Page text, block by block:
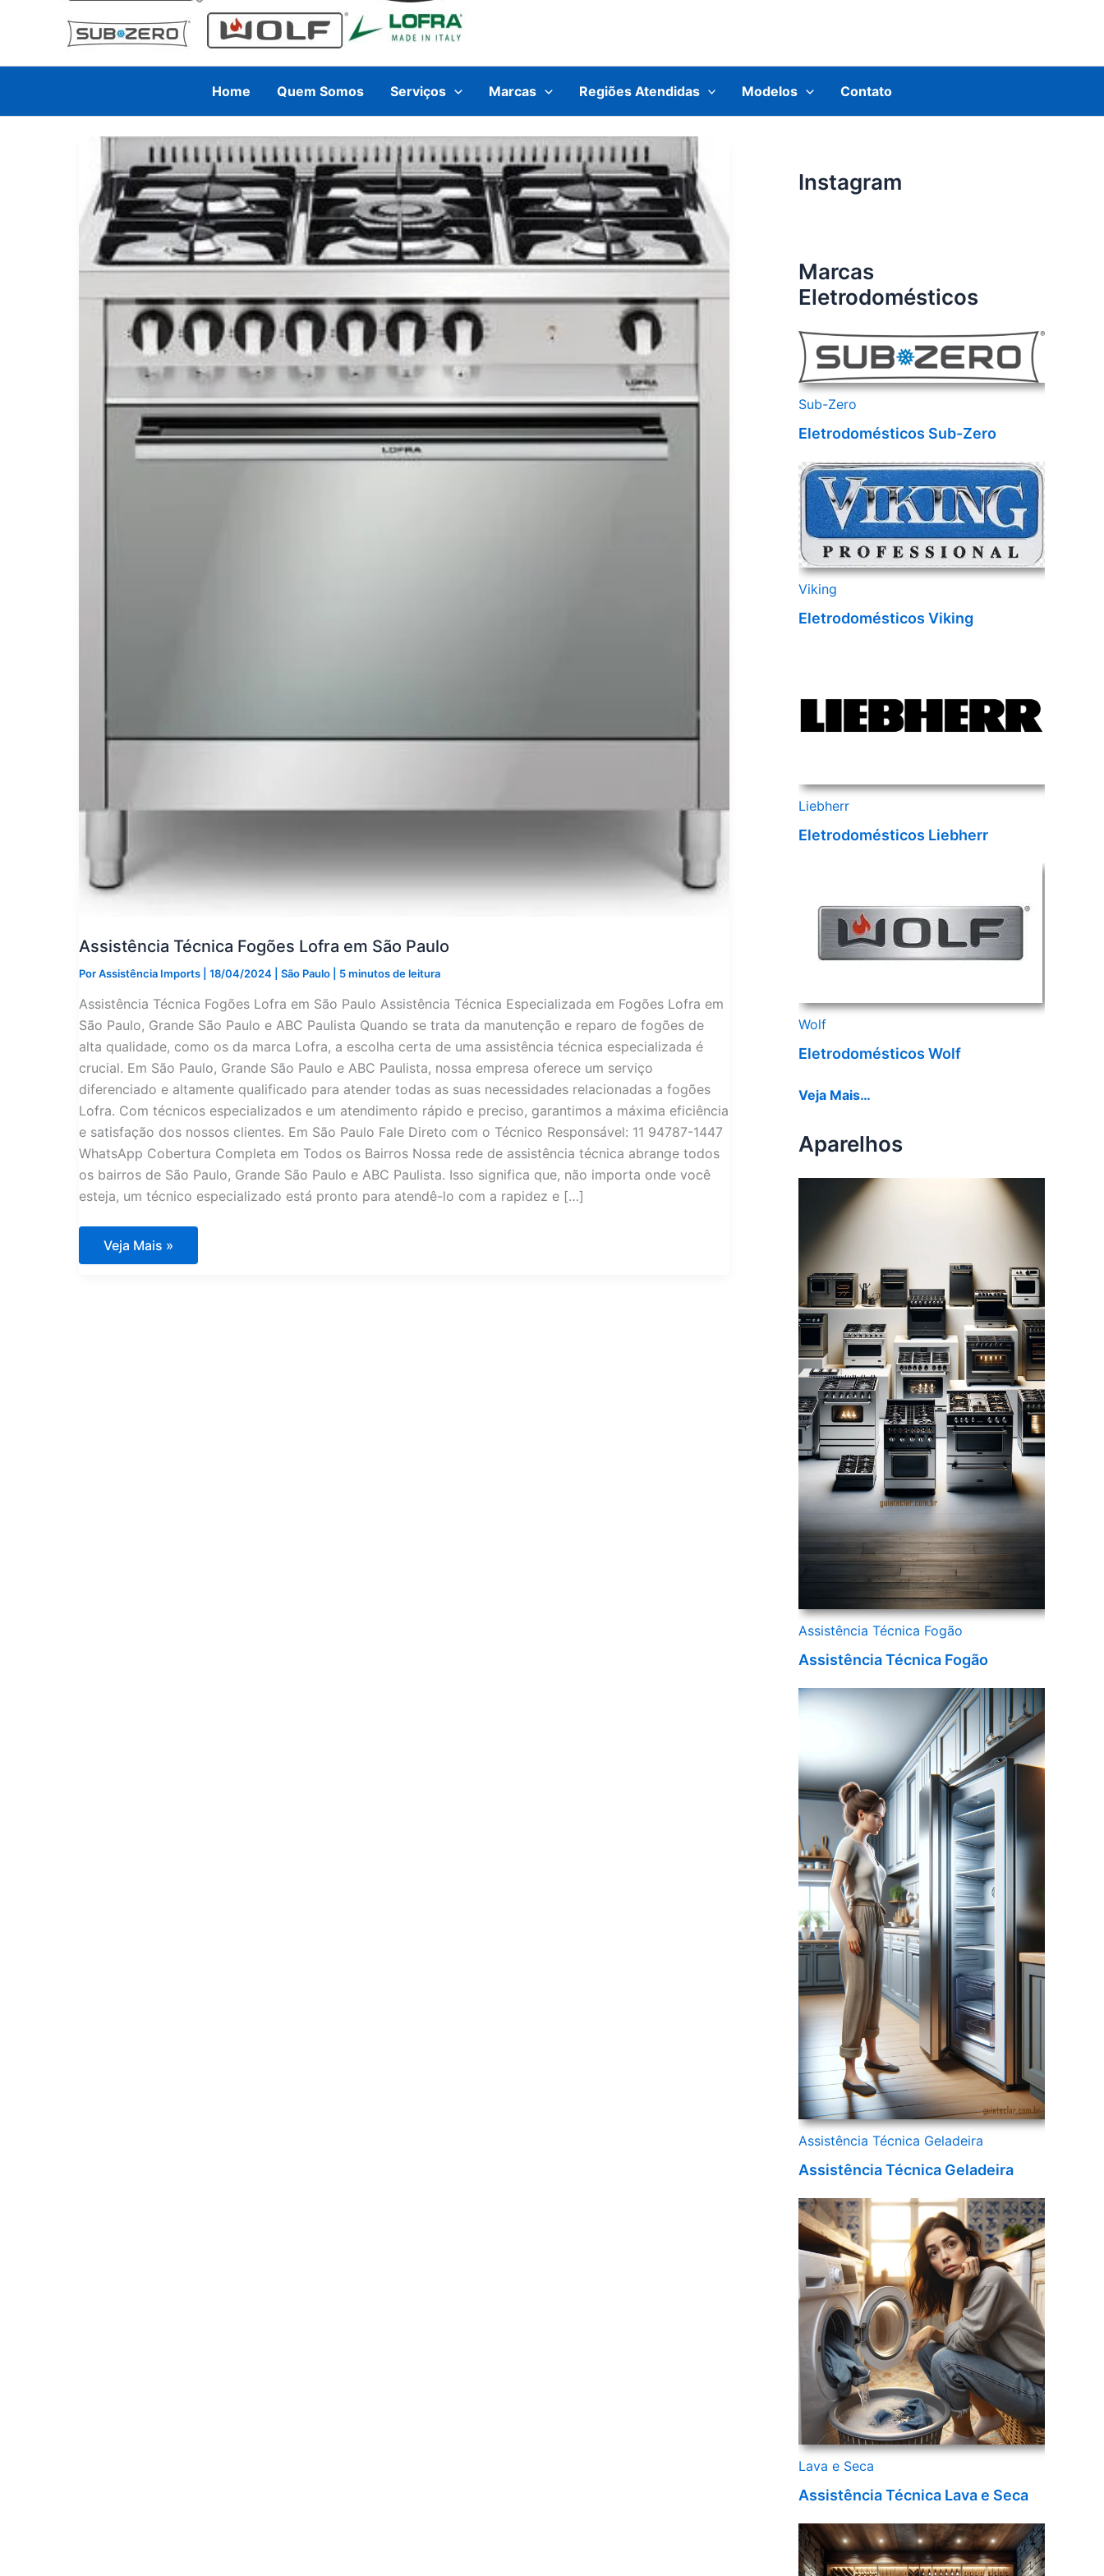
Home Quem Somos Serviços Marcas Regiões Atendidas Modelos Contato
Assistência Técnica Fogões Lofra em São Paulo
PorAssistência Imports 18/04/2024 São Paulo 5 minutos de leitura
Assistência Técnica Fogões Lofra em São Paulo Assistência Técnica Especializada em Fogões Lofra em
São Paulo, Grande São Paulo e ABC Paulista Quando se trata da manutenção e reparo de fogões de
alta qualidade, como os da marca Lofra, a escolha certa de uma assistência técnica especializada é
crucial. Em São Paulo, Grande São Paulo e ABC Paulista, nossa empresa oferece um serviço
diferenciado e altamente qualificado para atender todas as suas necessidades relacionadas a fogões
Lofra. Com técnicos especializados e um atendimento rápido e preciso, garantimos a máxima eficiência
e satisfação dos nossos clientes. Em São Paulo Fale Direto com o Técnico Responsável: 11 94787-1447
WhatsApp Cobertura Completa em Todos os Bairros Nossa rede de assistência técnica abrange todos
os bairros de São Paulo, Grande São Paulo e ABC Paulista. Isso significa que, não importa onde você
esteja, um técnico especializado está pronto para atendê-lo com a rapidez e […]
Assistência
Técnica
Veja Mais »
Instagram
Marcas
Eletrodomésticos
Sub-Zero
Eletrodomésticos Sub-Zero
Viking
Eletrodomésticos Viking
Liebherr
Eletrodomésticos Liebherr
Wolf
Eletrodomésticos Wolf
Veja Mais…
Aparelhos
Assistência Técnica Fogão
Assistência Técnica Fogão
Assistência Técnica Geladeira
Assistência Técnica Geladeira
Lava e Seca
Assistência Técnica Lava e Seca